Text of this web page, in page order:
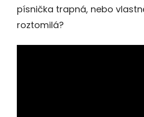
písnička trapná, nebo
roztomilá?